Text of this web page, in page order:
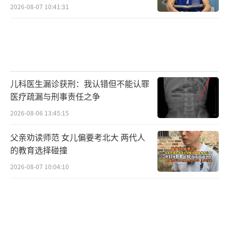
2026-08-07 10:41:31
儿科医生漏诊获刑：我认错但不能认罪
医疗疏漏与刑事责任之争
2026-08-06 13:45:15
父亲劝读师范 女儿偏要考北大 两代人
的教育选择碰撞
2026-08-07 10:04:10